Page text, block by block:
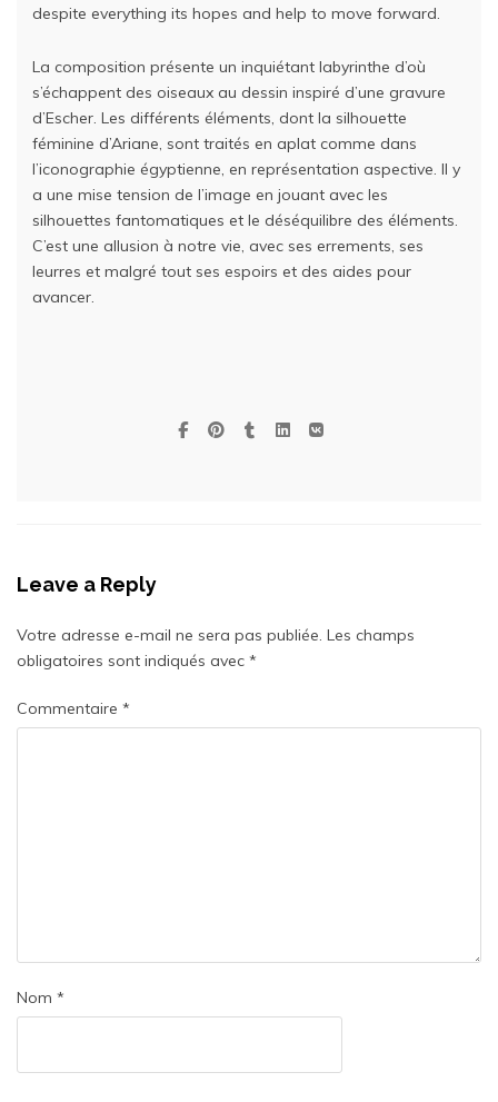
despite everything its hopes and help to move forward.
La composition présente un inquiétant labyrinthe d’où
s’échappent des oiseaux au dessin inspiré d’une gravure
d’Escher. Les différents éléments, dont la silhouette
féminine d’Ariane, sont traités en aplat comme dans
l’iconographie égyptienne, en représentation aspective. Il y
a une mise tension de l’image en jouant avec les
silhouettes fantomatiques et le déséquilibre des éléments.
C’est une allusion à notre vie, avec ses errements, ses
leurres et malgré tout ses espoirs et des aides pour
avancer.
Leave a Reply
Votre adresse e-mail ne sera pas publiée. Les champs
obligatoires sont indiqués avec *
Commentaire *
Nom *